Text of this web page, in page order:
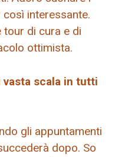
interessante.
tour di cura e di
ottimista.
vasta scala in tutti
gli appuntamenti
dopo. So